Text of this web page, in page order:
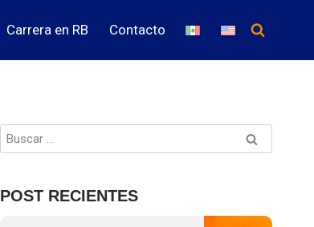
Carrera en RB Contacto
POST RECIENTES